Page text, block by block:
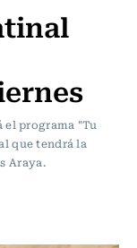
el programa "Tu
que tendrá la
Araya.